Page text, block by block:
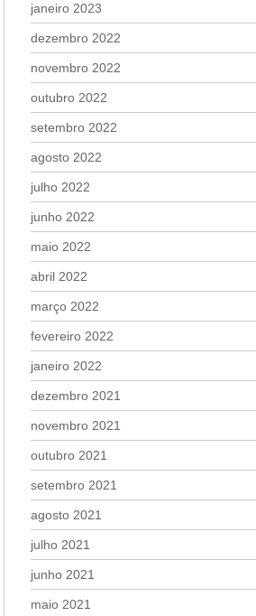
janeiro 2023
dezembro 2022
novembro 2022
outubro 2022
setembro 2022
agosto 2022
julho 2022
junho 2022
maio 2022
abril 2022
março 2022
fevereiro 2022
janeiro 2022
dezembro 2021
novembro 2021
outubro 2021
setembro 2021
agosto 2021
julho 2021
junho 2021
maio 2021